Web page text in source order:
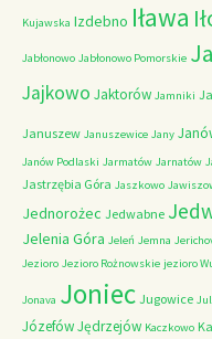
Kujawska Izdebno Iława
Jabłonowo Jabłonowo Pomorskie
Jajkowo Jaktorów Jamniki
Januszew Januszewice Jany
Janów Podlaski Jarmatów Jarnatów
Jastrzębia Góra Jaszkowo
Jednorożec Jedwabne
Jelenia Góra Jeleń Jemna
Jezioro Jezioro Rożnowskie jezioro
Jonava Joniec Jugowice
JózefówJędrzejów Kaczkowo